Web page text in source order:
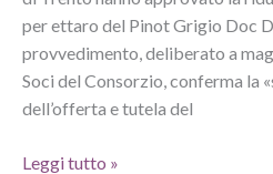
per ettaro del Pinot Grigio Doc
provvedimento, deliberato a
Soci del Consorzio, conferma la
dell’offerta e tutela del
Pinot
Leggi tutto »